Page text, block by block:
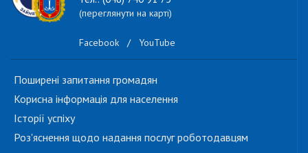
(переглянути на карті)
Facebook / YouTube
Поширені запитання громадян
Корисна інформація для населення
Історії успіху
Роз'яснення щодо надання послуг роботодавцям